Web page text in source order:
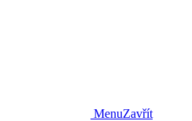
MenuZavřít